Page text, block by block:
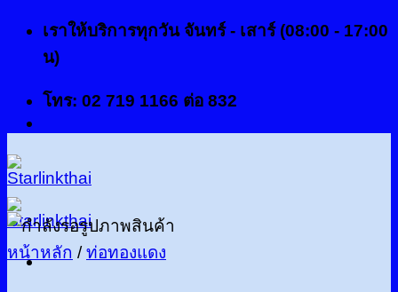
ข้าม
เนื้อหา
เราให้บริการทุกวัน จันทร์ - เสาร์ (08:00 - 17:00
น)
โทร: 02 719 1166 ต่อ 832
หน้าหลัก / ท่อทองแดง